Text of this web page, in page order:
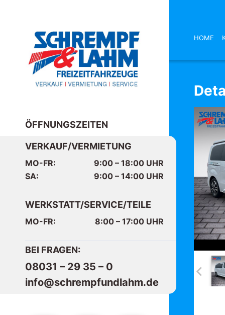
ÖFFNUNGSZEITEN
VERKAUF/VERMIETUNG
MO-FR: 9:00 – 18:00 UHR
SA:
9:00 – 14:00 UHR
WERKSTATT/SERVICE/TEILE
MO-FR: 8:00 – 17:00 UHR
BEI FRAGEN:
08031 – 29 35 – 0
info@schrempfundlahm.de
HOME